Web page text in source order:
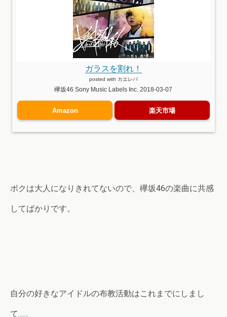
ガラスを割れ！
posted with カエレバ
欅坂46 Sony Music Labels Inc. 2018-03-07
Amazon 楽天市場
ボクは大人になりきれてないので、欅坂46の楽曲に共感
してばかりです。
自分の好きなアイドルの布教活動はこれまでにしまし
て……